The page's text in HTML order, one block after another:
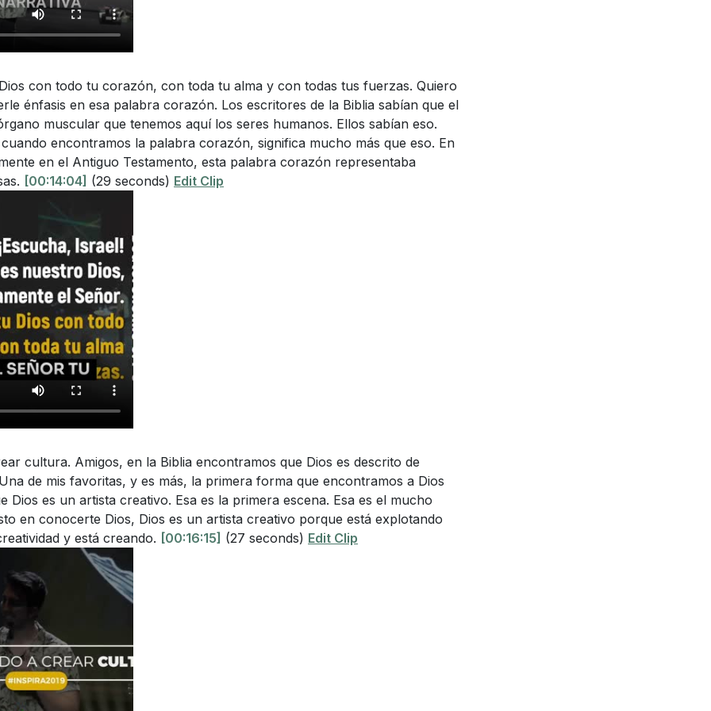
Revolución de la Comunicación
de la Cultura Digital
Espíritu Santo
y Excelencia
y Cierre
o tarea en la que estés trabajando. ¿Cómo puedes invitar al Espíritu
y multiplicar tus esfuerzos para que tengan un impacto eterno?
hacer en tu rutina diaria para asegurarte de que estás priorizando
Dios sobre otras influencias culturales?[06:04]
ser un ejemplo de autenticidad y dependencia de Jesús en tu entorno
[29:21]
con todo tu corazón, con toda tu alma y con todas tus fuerzas. Quiero
énfasis en esa palabra corazón. Los escritores de la Biblia sabían que el
muscular que tenemos aquí los seres humanos. Ellos sabían eso.
encontramos la palabra corazón, significa mucho más que eso. En
en el Antiguo Testamento, esta palabra corazón representaba
[00:14:04] (29 seconds) Edit Clip
cultura. Amigos, en la Biblia encontramos que Dios es descrito de
de mis favoritas, y es más, la primera forma que encontramos a Dios
Dios es un artista creativo. Esa es la primera escena. Esa es el mucho
en conocerte Dios, Dios es un artista creativo porque está explotando
y está creando. [00:16:15] (27 seconds) Edit Clip